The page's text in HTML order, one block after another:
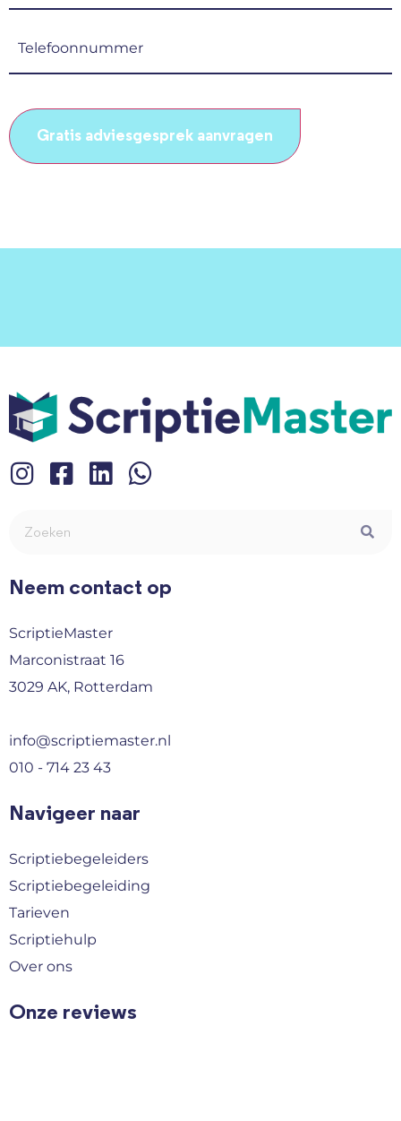
Neem contact op
ScriptieMaster
Marconistraat 16
3029 AK, Rotterdam
info@scriptiemaster.nl
010 - 714 23 43
Navigeer naar
Scriptiebegeleiders
Scriptiebegeleiding
Tarieven
Scriptiehulp
Over ons
Onze reviews